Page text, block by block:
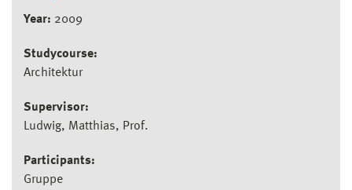
Year: 2009
Studycourse:
Architektur
Supervisor:
Ludwig, Matthias, Prof.
Participants:
Gruppe